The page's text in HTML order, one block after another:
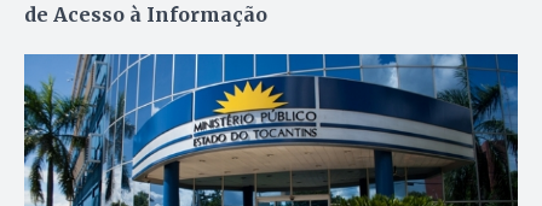
de Acesso à Informação